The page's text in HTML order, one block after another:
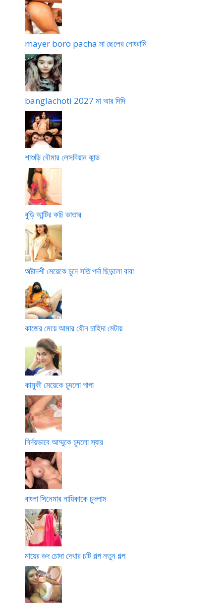
mayer boro pacha মা ছেলের নোংরামি
banglachoti 2027 মা আর দিদি
শাশুড়ি বৌমার লেসবিয়ান কান্ড
বুড়ি আন্টির কচি ভাতার
অষ্টাদশী মেয়েকে চুদে সতি পর্দা ছিড়লো বাবা
কাজের মেয়ে আমার যৌন চাহিদা মেটায়
কামুকী মেয়েকে চুদলো পাপা
নির্দয়ভাবে আম্মুকে চুদলো স্যার
বাংলা সিনেমার নায়িকাকে চুদলাম
মায়ের গুদ চোদা দেখার চটি গল্প নতুন গল্প